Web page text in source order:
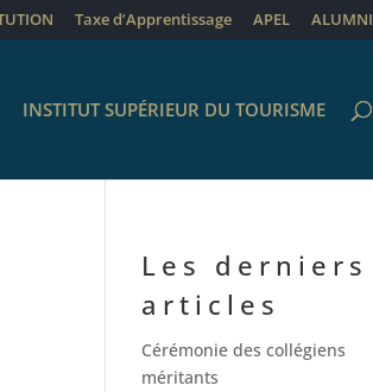
Taxe d’Apprentissage APEL ALUMNI
INSTITUT SUPÉRIEUR DU TOURISME
Les derniers
articles
Cérémonie des collégiens
méritants